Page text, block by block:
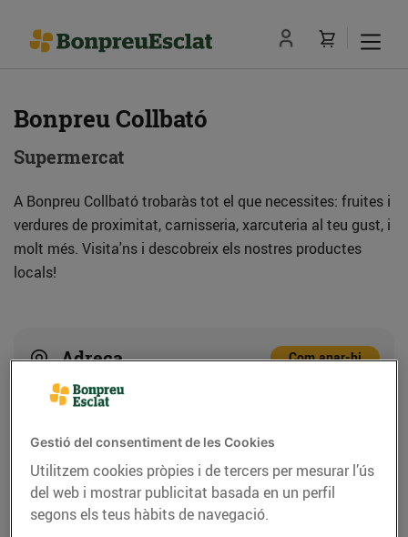
Bonpreu Collbató
Supermercat
A Bonpreu Collbató trobaràs tot el que necessites: fruites i
verdures de proximitat, carnisseria, xarcuteria al teu gust, i
molt més. Visita'ns i descobreix els nostres productes
locals!
Adreça Com anar-hi
Av. Centenari Amadeu Vives, 2 (08293) Collbató
Telèfon
937099500
Gestió del consentiment de les Cookies
Utilitzem cookies pròpies i de tercers per mesurar l’ús
del web i mostrar publicitat basada en un perfil
segons els teus hàbits de navegació.